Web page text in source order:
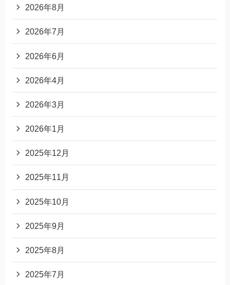
2026年8月
2026年7月
2026年6月
2026年4月
2026年3月
2026年1月
2025年12月
2025年11月
2025年10月
2025年9月
2025年8月
2025年7月